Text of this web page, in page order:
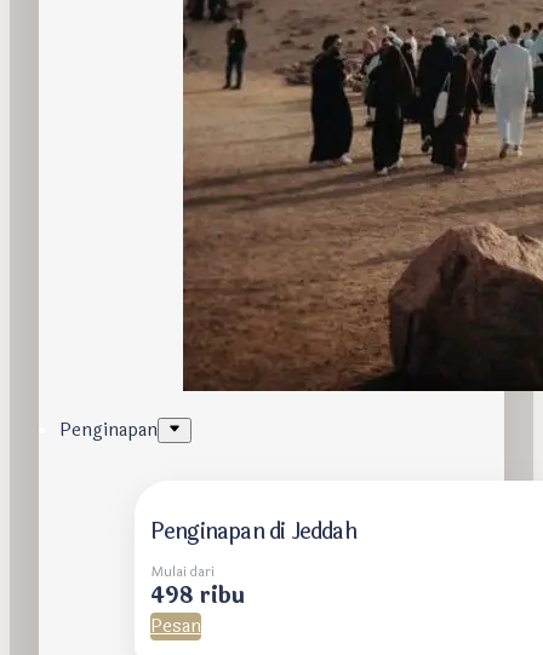
Penginapan
Penginapan di Jeddah
Mulai dari
498 ribu
Pesan